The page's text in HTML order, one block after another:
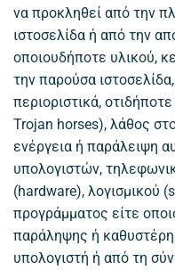
να προκληθεί από την
ιστοσελίδα ή από την
οποιουδήποτε υλικού,
την παρούσα
περιοριστικά,
Trojan horses), λάθος
ενέργεια ή παράλειψη
υπολογιστών,
(hardware), λογισμικού
προγράμματος είτε
παράληψης ή
υπολογιστή ή από τη